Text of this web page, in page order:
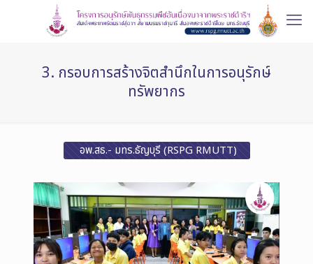
3. กรอบการสร้างจิตสำนึกในการอนุรักษ์
ทรัพยากร
อพ.สธ.- มทร.ธัญบุรี (RSPG RMUTT)